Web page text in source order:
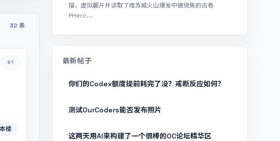
32 条
#1
楼
描，虚拟展开并读取了维苏威火山爆发中被烧焦的古卷
PHerc...
最新帖子
你们的Codex额度提前耗完了没？戒断反应如何？
测试OurCoders能否发布照片
这两天用AI来构建了一个很棒的OC论坛精华区